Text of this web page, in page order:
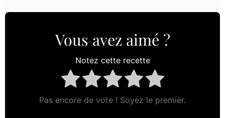
Vous avez aimé ?
Notez cette recette
Pas encore de vote ! Soyez le premier.